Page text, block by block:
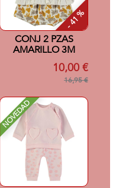
- 41 %
CONJ 2 PZAS
AMARILLO 3M
10,00 €
16,95 €
NOVEDAD